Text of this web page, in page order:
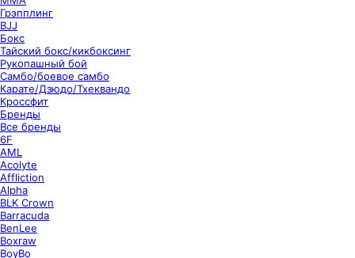
Грэпплинг
BJJ
Бокс
Тайский бокс/кикбоксинг
Рукопашный бой
Самбо/боевое самбо
Карате/Дзюдо/Тхеквандо
Кроссфит
Бренды
Все бренды
6F
AML
Acolyte
Affliction
Alpha
BLK Crown
Barracuda
BenLee
Boxraw
BoyBo